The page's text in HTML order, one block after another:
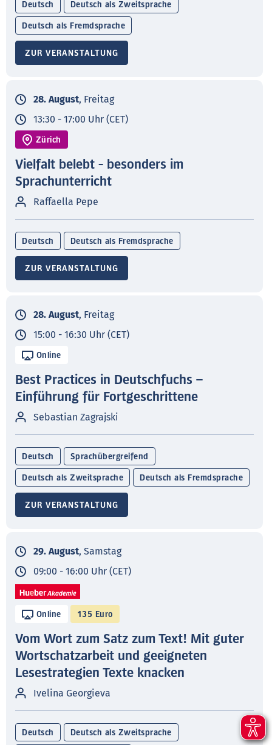
Deutsch Deutsch als Zweitsprache
Deutsch als Fremdsprache
ZUR VERANSTALTUNG
28. August, Freitag
13:30 - 17:00 Uhr (CET)
Zürich
Vielfalt belebt - besonders im
Sprachunterricht
Raffaella Pepe
Deutsch Deutsch als Fremdsprache
ZUR VERANSTALTUNG
28. August, Freitag
15:00 - 16:30 Uhr (CET)
Online
Best Practices in Deutschfuchs –
Einführung für Fortgeschrittene
Sebastian Zagrajski
Deutsch Sprachübergreifend
Deutsch als Zweitsprache Deutsch als Fremdsprache
ZUR VERANSTALTUNG
29. August, Samstag
09:00 - 16:00 Uhr (CET)
Online 135 Euro
Vom Wort zum Satz zum Text! Mit guter
Wortschatzarbeit und geeigneten
Lesestrategien Texte knacken
Ivelina Georgieva
Deutsch Deutsch als Zweitsprache